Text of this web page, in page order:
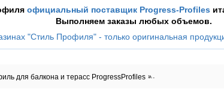
официальный поставщик Progress-Profiles
Выполняем заказы любых объемов.
"Стиль Профиля" - только оригинальная
для балкона и терасс ProgressProfiles